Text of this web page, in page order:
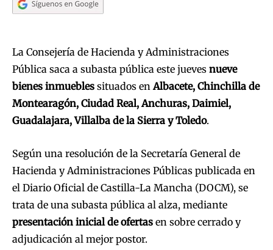
La Consejería de Hacienda y Administraciones
Pública saca a subasta pública este jueves nueve
bienes inmuebles situados enAlbacete, Chinchilla de
Montearagón, Ciudad Real, Anchuras, Daimiel,
Guadalajara, Villalba de la Sierra y Toledo.
Según una resolución de la Secretaría General de
Hacienda y Administraciones Públicas publicada en
el Diario Oficial de Castilla-La Mancha (DOCM), se
trata de una subasta pública al alza, mediante
presentación inicial de ofertas en sobre cerrado y
adjudicación al mejor postor.